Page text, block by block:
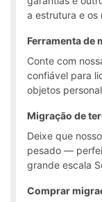
a estrutura e os
Ferramenta de
Conte com
confiável para
objetos
Migração de
Deixe que
pesado —
grande escala
Comprar